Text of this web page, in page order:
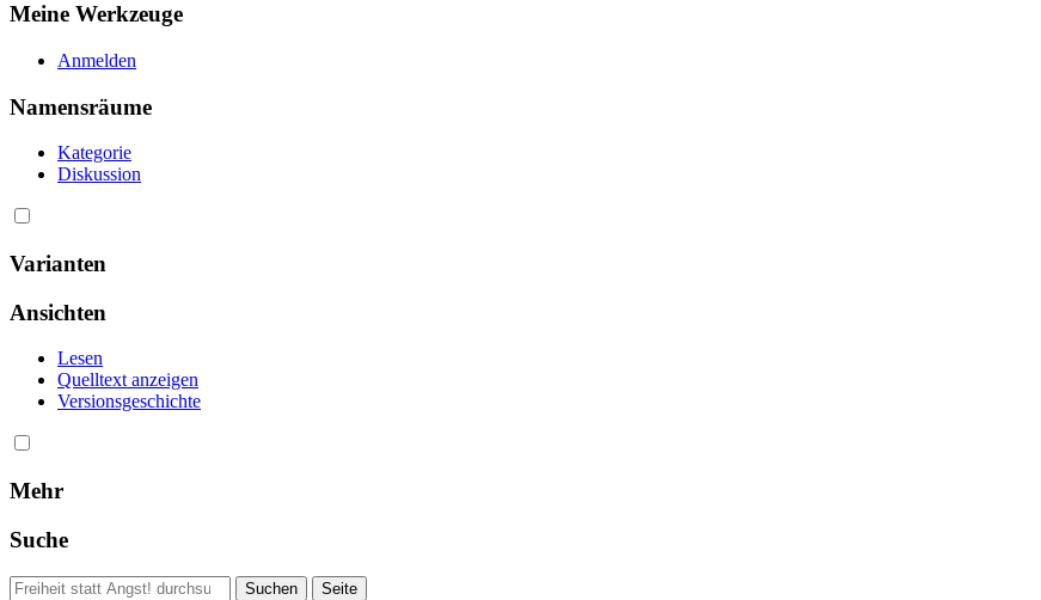
Meine Werkzeuge
Anmelden
Namensräume
Kategorie
Diskussion
Varianten
Ansichten
Lesen
Quelltext anzeigen
Versionsgeschichte
Mehr
Suche